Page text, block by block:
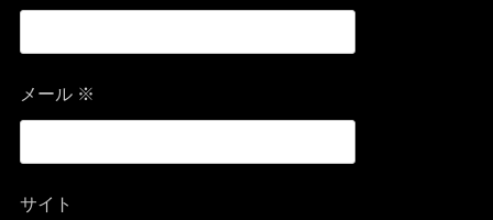
メール ※
サイト